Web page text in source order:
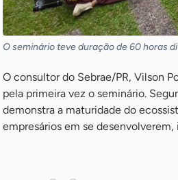
O seminário teve duração de 60 horas
O consultor do Sebrae/PR, Vilson
pela primeira vez o seminário.
demonstra a maturidade do
empresários em se